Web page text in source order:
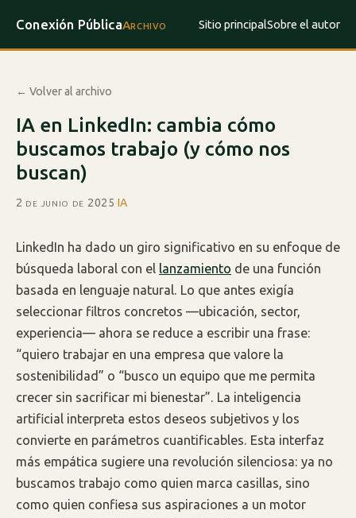
Conexión PúblicaArchivo Sitio principalSobre el autor
← Volver al archivo
IA en LinkedIn: cambia cómo
buscamos trabajo (y cómo nos
buscan)
2 de junio de 2025·IA
LinkedIn ha dado un giro significativo en su enfoque de
búsqueda laboral con el lanzamiento de una función
basada en lenguaje natural. Lo que antes exigía
seleccionar filtros concretos —ubicación, sector,
experiencia— ahora se reduce a escribir una frase:
“quiero trabajar en una empresa que valore la
sostenibilidad” o “busco un equipo que me permita
crecer sin sacrificar mi bienestar”. La inteligencia
artificial interpreta estos deseos subjetivos y los
convierte en parámetros cuantificables. Esta interfaz
más empática sugiere una revolución silenciosa: ya no
buscamos trabajo como quien marca casillas, sino
como quien confiesa sus aspiraciones a un motor